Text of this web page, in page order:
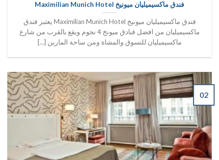
فندق ماكسيميليان ميونيخ Maximilian Munich Hotel
فندق ماكسيميليان ميونيخ Maximilian Munich Hotel يعتبر فندق
ماكسيميليان من افضل فنادق ميونخ 4 نجوم ويقع بالقرب من شارع
ماكسيميليان للتسوق والمشاة ومن ساحة المارين [...]
02